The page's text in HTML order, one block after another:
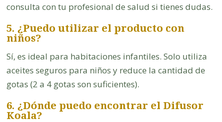
consulta con tu profesional de salud si tienes dudas.
5. ¿Puedo utilizar el producto con
niños?
Sí, es ideal para habitaciones infantiles. Solo utiliza
aceites seguros para niños y reduce la cantidad de
gotas (2 a 4 gotas son suficientes).
6. ¿Dónde puedo encontrar el Difusor
Koala?